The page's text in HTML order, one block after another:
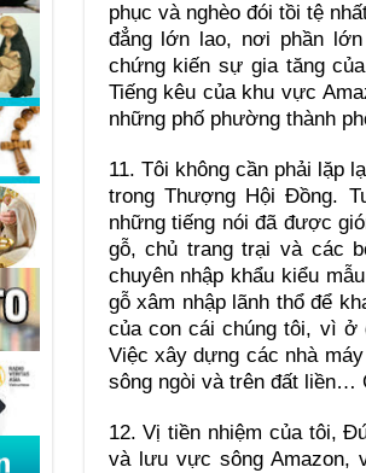
phục và nghèo đói tồi tệ
đẳng lớn lao, nơi phần
chứng kiến sự gia tăng
Tiếng kêu của khu vực
những phố phường thành
11. Tôi không cần phải lặp
trong Thượng Hội Đồng.
những tiếng nói đã được
gỗ, chủ trang trại và các
chuyên nhập khẩu kiểu
gỗ xâm nhập lãnh thổ để
của con cái chúng tôi, vì
Việc xây dựng các nhà
sông ngòi và trên đất liền…
12. Vị tiền nhiệm của tôi,
và lưu vực sông Amazon,